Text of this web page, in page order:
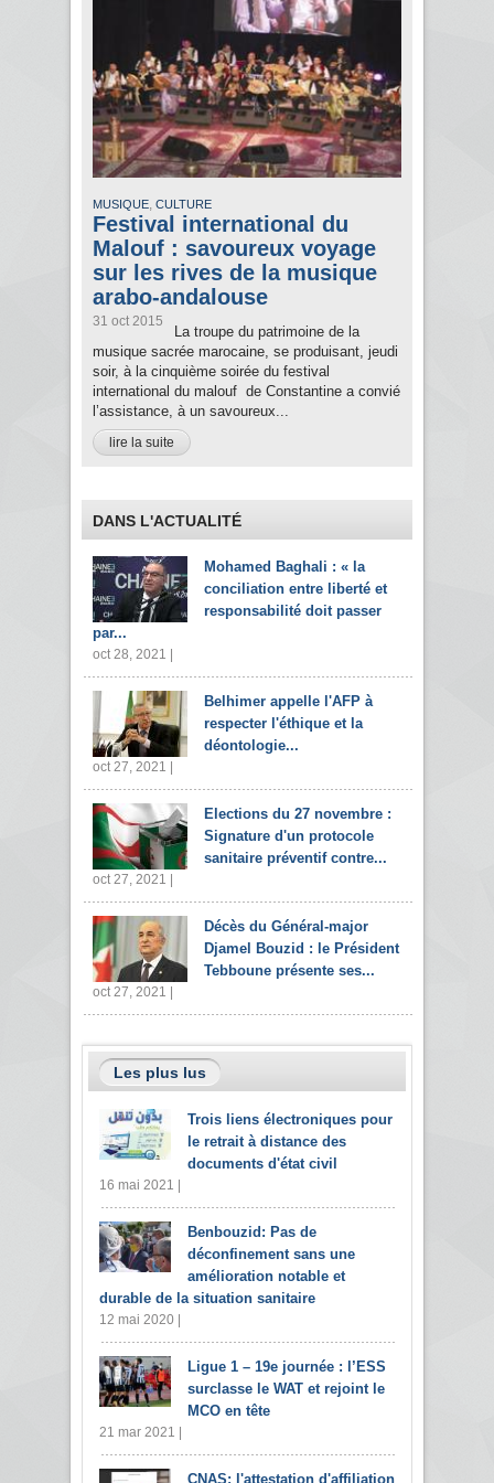
MUSIQUE, CULTURE
Festival international du
Malouf : savoureux voyage
sur les rives de la musique
arabo-andalouse
31 oct 2015
La troupe du patrimoine de la
musique sacrée marocaine, se produisant, jeudi
soir, à la cinquième soirée du festival
international du malouf de Constantine a convié
l’assistance, à un savoureux...
lire la suite
DANS L'ACTUALITÉ
Mohamed Baghali : « la
conciliation entre liberté et
responsabilité doit passer
par...
oct 28, 2021 |
Belhimer appelle l'AFP à
respecter l'éthique et la
déontologie...
oct 27, 2021 |
Elections du 27 novembre :
Signature d'un protocole
sanitaire préventif contre...
oct 27, 2021 |
Décès du Général-major
Djamel Bouzid : le Président
Tebboune présente ses...
oct 27, 2021 |
Les plus lus
Trois liens électroniques pour
le retrait à distance des
documents d'état civil
16 mai 2021 |
Benbouzid: Pas de
déconfinement sans une
amélioration notable et
durable de la situation sanitaire
12 mai 2020 |
Ligue 1 – 19e journée : l’ESS
surclasse le WAT et rejoint le
MCO en tête
21 mar 2021 |
CNAS: l'attestation d'affiliation